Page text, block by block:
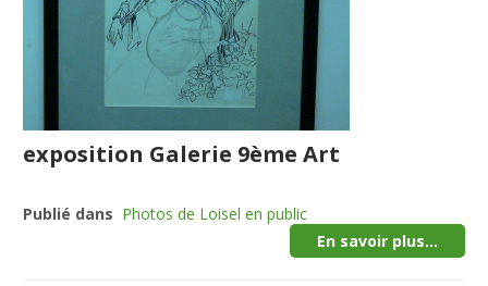
exposition Galerie 9ème Art
Publié dans Photos de Loisel en public
En savoir plus...